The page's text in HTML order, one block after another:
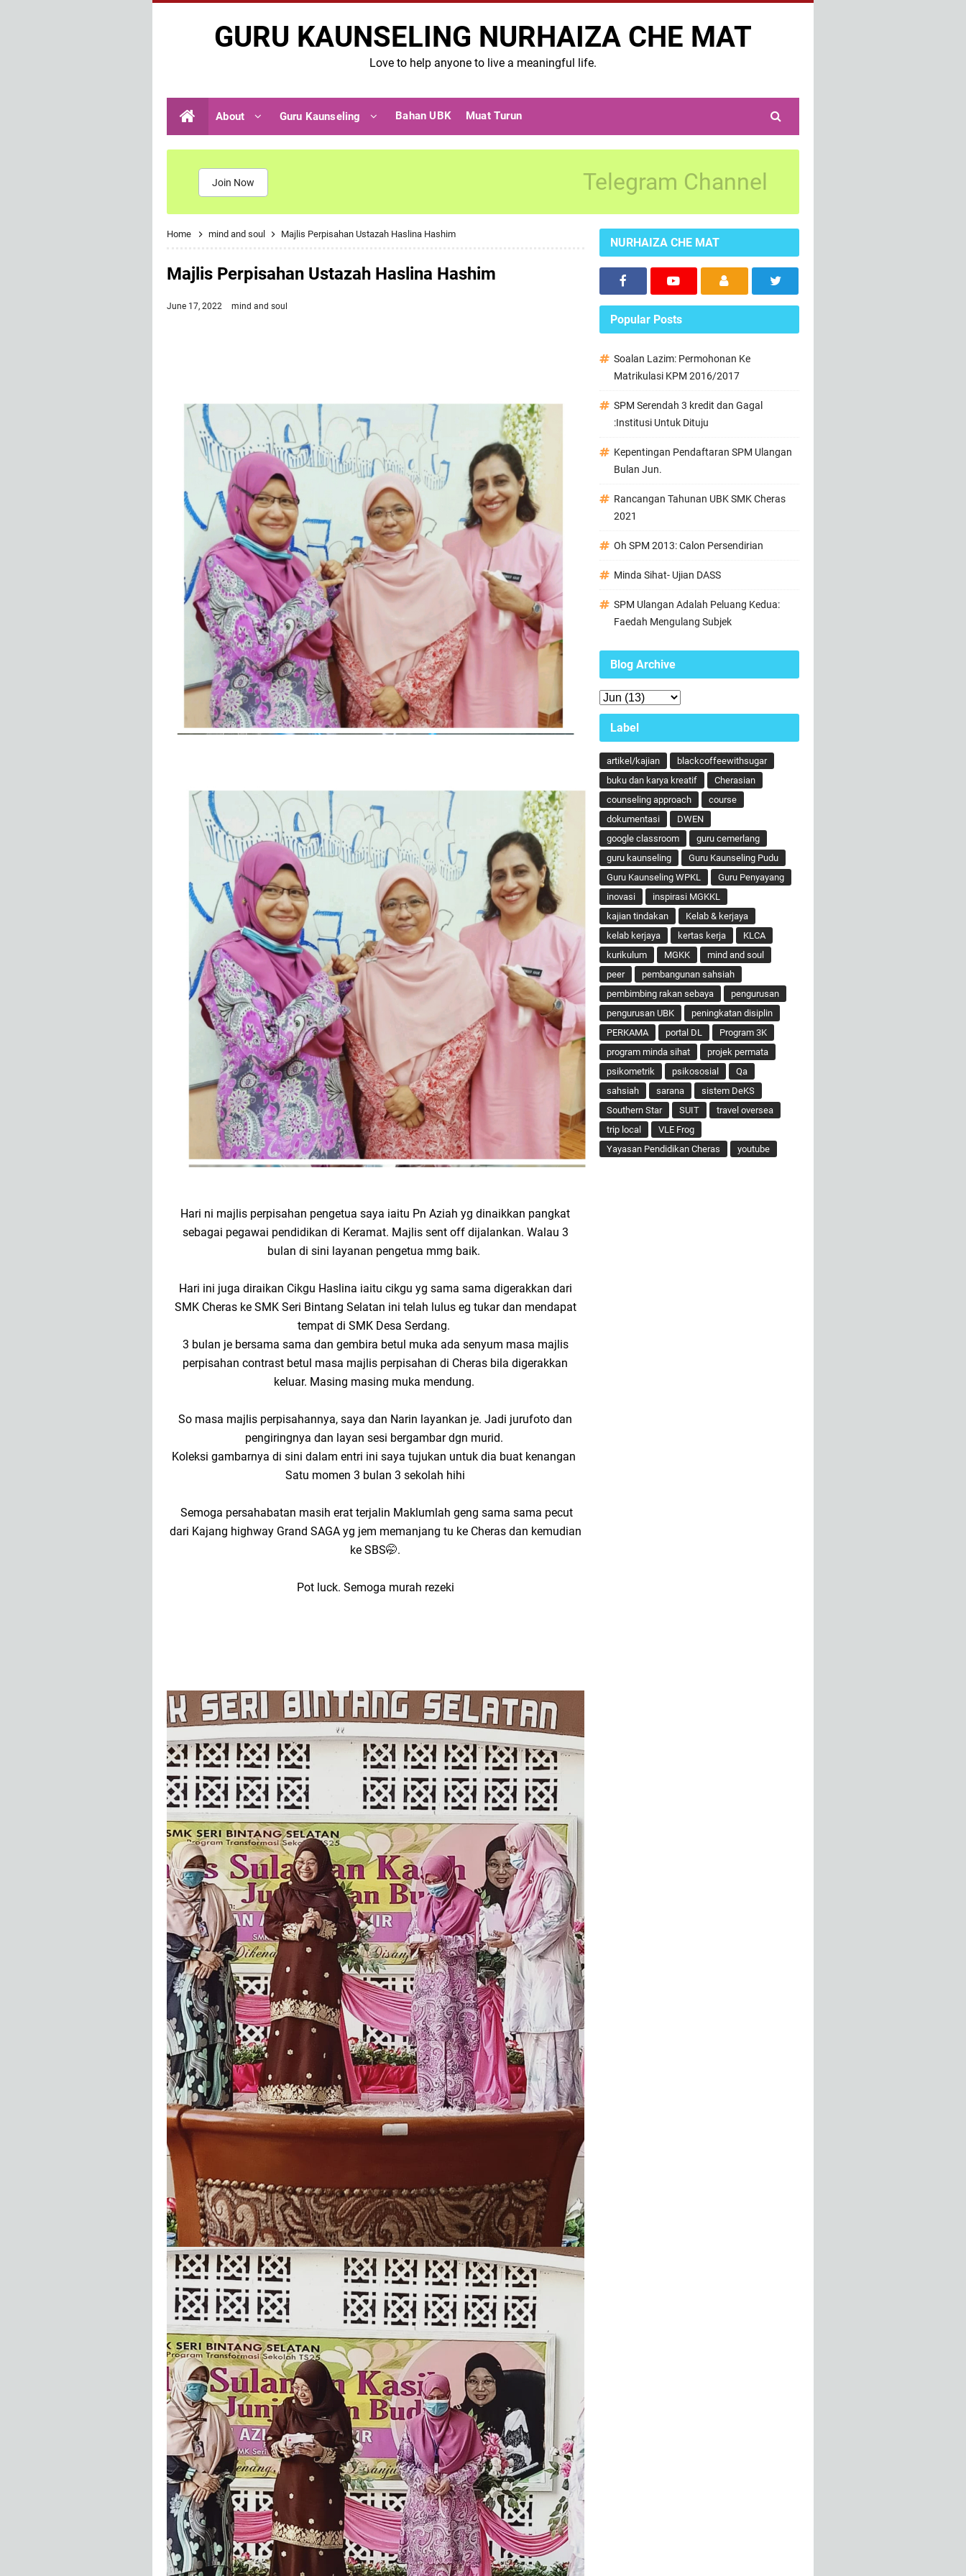
GURU KAUNSELING NURHAIZA CHE MAT
Love to help anyone to live a meaningful life.
About Guru Kaunseling Bahan UBK Muat Turun
Join Now Telegram Channel
Home mind and soul Majlis Perpisahan Ustazah Haslina Hashim
Majlis Perpisahan Ustazah Haslina Hashim
June 17, 2022 mind and soul
Hari ni majlis perpisahan pengetua saya iaitu Pn Aziah yg dinaikkan pangkat
sebagai pegawai pendidikan di Keramat. Majlis sent off dijalankan. Walau 3
bulan di sini layanan pengetua mmg baik.
Hari ini juga diraikan Cikgu Haslina iaitu cikgu yg sama sama digerakkan dari
SMK Cheras ke SMK Seri Bintang Selatan ini telah lulus eg tukar dan mendapat
tempat di SMK Desa Serdang.
3 bulan je bersama sama dan gembira betul muka ada senyum masa majlis
perpisahan contrast betul masa majlis perpisahan di Cheras bila digerakkan
keluar. Masing masing muka mendung.
So masa majlis perpisahannya, saya dan Narin layankan je. Jadi jurufoto dan
pengiringnya dan layan sesi bergambar dgn murid.
Koleksi gambarnya di sini dalam entri ini saya tujukan untuk dia buat kenangan
Satu momen 3 bulan 3 sekolah hihi
Semoga persahabatan masih erat terjalin Maklumlah geng sama sama pecut
dari Kajang highway Grand SAGA yg jem memanjang tu ke Cheras dan kemudian
ke SBS🤭.
Pot luck. Semoga murah rezeki
NURHAIZA CHE MAT
Popular Posts
Soalan Lazim: Permohonan Ke
Matrikulasi KPM 2016/2017
SPM Serendah 3 kredit dan Gagal
:Institusi Untuk Dituju
Kepentingan Pendaftaran SPM Ulangan
Bulan Jun.
Rancangan Tahunan UBK SMK Cheras
2021
Oh SPM 2013: Calon Persendirian
Minda Sihat- Ujian DASS
SPM Ulangan Adalah Peluang Kedua:
Faedah Mengulang Subjek
Blog Archive
Label
artikel/kajian
blackcoffeewithsugar
buku dan karya kreatif
Cherasian
counseling approach
course
dokumentasi
DWEN
google classroom
guru cemerlang
guru kaunseling
Guru Kaunseling Pudu
Guru Kaunseling WPKL
Guru Penyayang
inovasi
inspirasi MGKKL
kajian tindakan
Kelab & kerjaya
kelab kerjaya
kertas kerja
KLCA
kurikulum
MGKK
mind and soul
peer
pembangunan sahsiah
pembimbing rakan sebaya
pengurusan
pengurusan UBK
peningkatan disiplin
PERKAMA
portal DL
Program 3K
program minda sihat
projek permata
psikometrik
psikososial
Qa
sahsiah
sarana
sistem DeKS
Southern Star
SUIT
travel oversea
trip local
VLE Frog
Yayasan Pendidikan Cheras
youtube